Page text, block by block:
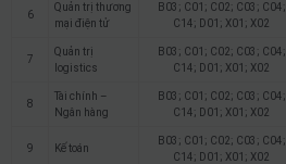
6
Quản trị thương
mại điện tử
B03; C01; C02; C03; C04;
C14; D01; X01; X02
7
Quản trị
logistics
B03; C01; C02; C03; C04;
C14; D01; X01; X02
8
Tài chính –
Ngân hàng
B03; C01; C02; C03; C04;
C14; D01; X01; X02
9 Kế toán
B03; C01; C02; C03; C04;
C14; D01; X01; X02